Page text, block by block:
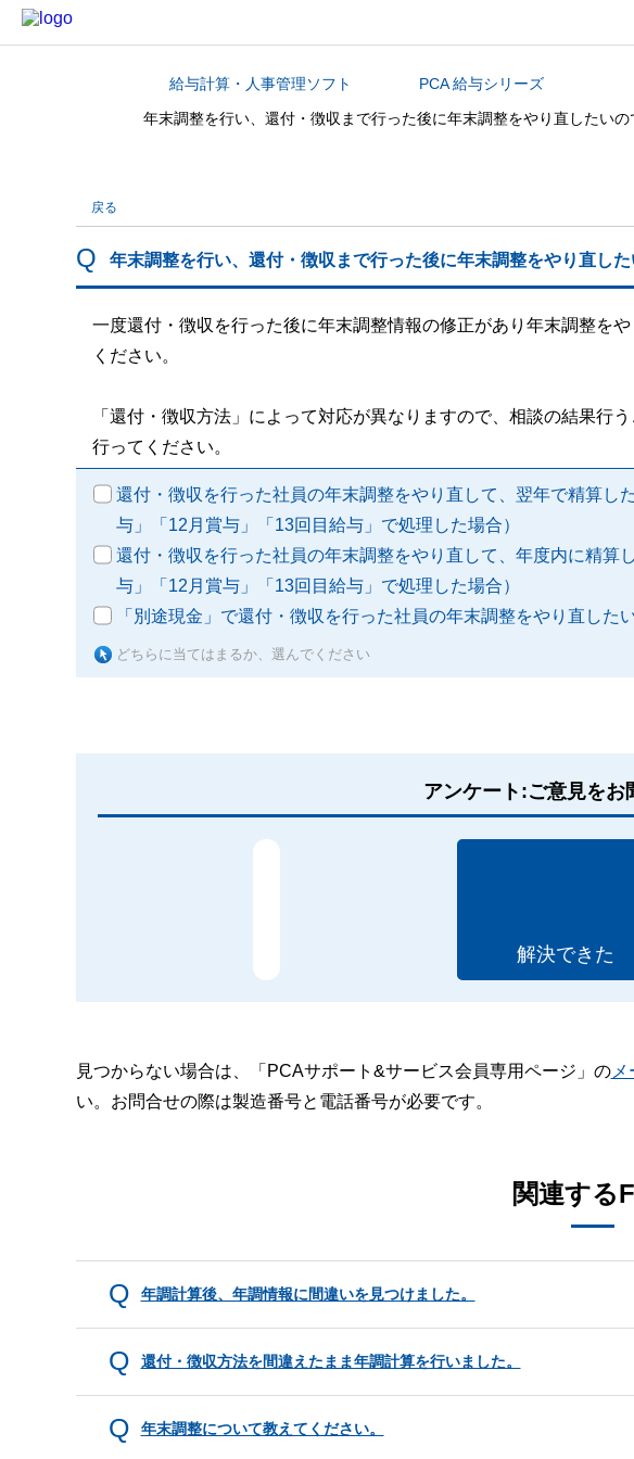
カテゴリから探す給与計算・人事管理ソフト
PCA 給与シリーズ
年末調整を行い、還付・徴収まで行った後に年末調整をやり直したいの
戻る
年末調整を行い、還付・徴収まで行った後に年末調整をやり直した
一度還付・徴収を行った後に年末調整情報の修正があり年末調整を
ください。
「還付・徴収方法」によって対応が異なりますので、相談の結果行
行ってください。
還付・徴収を行った社員の年末調整をやり直して、翌年で精算し
与」「12月賞与」「13回目給与」で処理した場合）
還付・徴収を行った社員の年末調整をやり直して、年度内に精
与」「12月賞与」「13回目給与」で処理した場合）
「別途現金」で還付・徴収を行った社員の年末調整をやり直した
どちらに当てはまるか、選んでください
アンケート:ご意見をお
解決できた
見つからない場合は、「PCAサポート&サービス会員専用ページ」のメ
い。お問合せの際は製造番号と電話番号が必要です。
関連する
年調計算後、年調情報に間違いを見つけました。
還付・徴収方法を間違えたまま年調計算を行いました。
年末調整について教えてください。